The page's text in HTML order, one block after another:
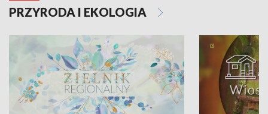
PRZYRODA I EKOLOGIA